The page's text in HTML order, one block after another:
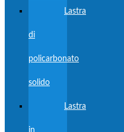
Lastra
di
policarbonato
solido
Lastra
in